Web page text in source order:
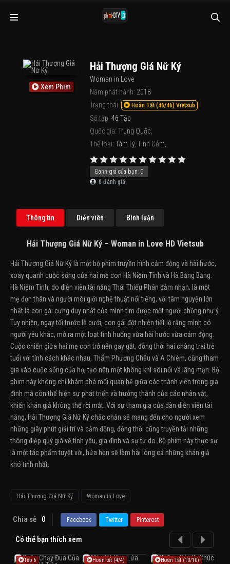
Xem Phim
Hải Thượng Giá Nữ Ký
Woman in Love
Năm phát hành: 2018
Trạng thái
Hoàn Tất (46/46) Vietsub
Số tập: 46 Tập
Quốc gia: Trung Quốc
Thể loại: Tâm Lý, Tình Cảm
Đánh giá của bạn: 0
0 đánh giá
Thông tin Diễn viên Bình luận
Hải Thượng Giá Nữ Ký – Woman in Love HD Vietsub
Hải Thượng Giá Nữ Ký là một bộ phim truyền hình cảm động và hài hước,
xoay quanh cuộc sống của hai mẹ con Hà Niệm Tinh và Hà Băng Băng.
Hà Niệm Tinh, do diễn viên tài năng Thái Thiếu Phân đảm nhận, là một
mẹ đơn thân và người môi giới nghệ thuật nổi tiếng, với tâm nguyện lớn
nhất là con gái cưng duy nhất của mình tìm được một người chồng như ý.
Tuy nhiên, ngay tối trước lễ cưới, con gái đột nhiên tiết lộ rằng mình có
người yêu khác, mở ra một loạt tình huống vừa hài hước vừa cảm động.
Cuộc chiến giữa hai mẹ con trở nên gay gắt, đồng thời hai chàng trai trẻ
tuổi với tính cách khác nhau, Thẩm Phương Châu và A Chiêm, cũng tham
gia vào cuộc sống của họ, tạo nên một không khí sôi nổi và lãng mạn. Bộ
phim này không chỉ khám phá mối quan hệ giữa các thành viên trong gia
đình mà còn thể hiện sự phát triển và trưởng thành của các nhân vật,
khiến khán giả không thể rời mắt. Với sự tham gia của dàn diễn viên tài
năng, Hải Thượng Giá Nữ Ký chắc chắn sẽ mang đến cho người xem
những giây phút giải trí và cảm động, đồng thời cũng truyền tải những
thông điệp quý giá về tình yêu, gia đình và sự tự do. Bộ phim này thực sự
là một tác phẩm tuyệt vời, hứa hẹn sẽ làm hài lòng cả những khán giả
khó tính nhất.
Hải Thượng Giá Nữ Ký Woman in Love
Chia sẻ 0 Facebook Twitter Pinterest
Có thể bạn thích xem
Tập 6 Hoàn tất (4/4) Hoàn Tất (10/10)